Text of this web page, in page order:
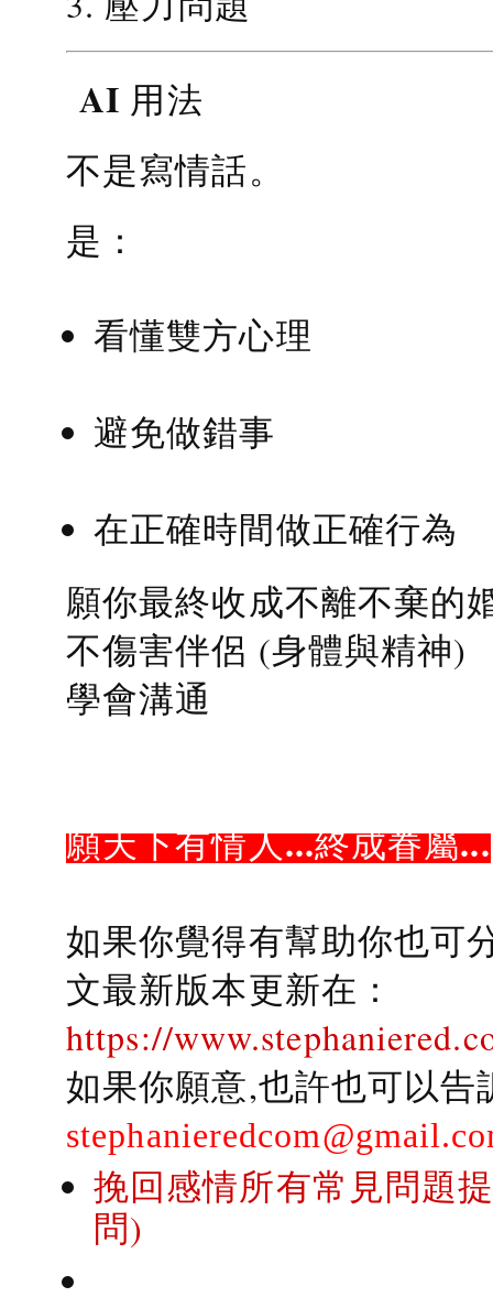
AI 用法
不是寫情話。
是：
看懂雙方心理
避免做錯事
在正確時間做正確行為
願你最終收成不離不棄的
不傷害伴侶 (身體與精神)
學會溝通
願天下有情人...終成眷屬...
如果你覺得有幫助你也可
文最新版本更新在：
https://
如果你願意,也許也可以
挽回感情所有常見問題
問)